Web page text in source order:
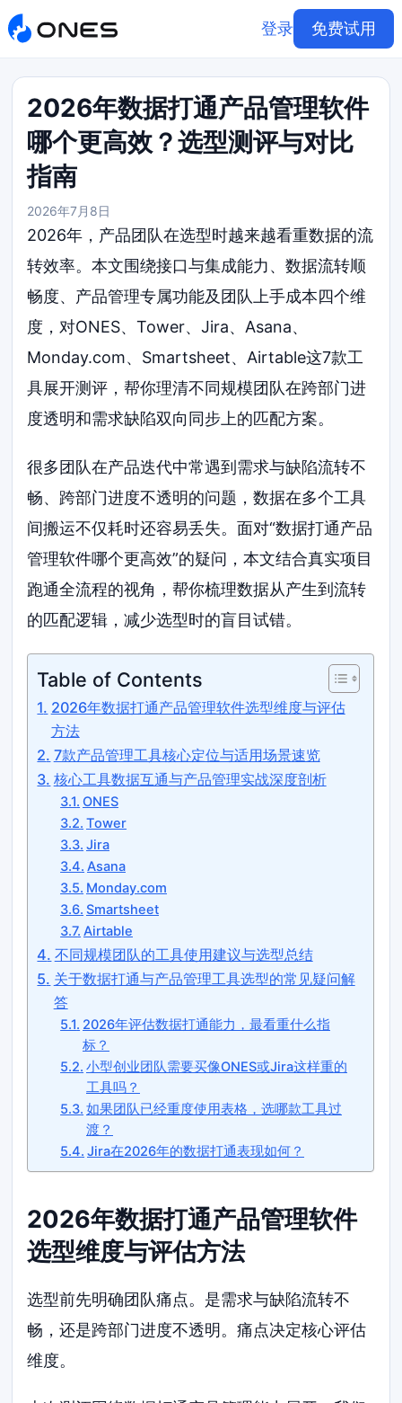
登录 免费试用
2026年数据打通产品管理软件
哪个更高效？选型测评与对比
指南
2026年7月8日
2026年，产品团队在选型时越来越看重数据的流
转效率。本文围绕接口与集成能力、数据流转顺
畅度、产品管理专属功能及团队上手成本四个维
度，对ONES、Tower、Jira、Asana、
Monday.com、Smartsheet、Airtable这7款工
具展开测评，帮你理清不同规模团队在跨部门进
度透明和需求缺陷双向同步上的匹配方案。
很多团队在产品迭代中常遇到需求与缺陷流转不
畅、跨部门进度不透明的问题，数据在多个工具
间搬运不仅耗时还容易丢失。面对“数据打通产品
管理软件哪个更高效”的疑问，本文结合真实项目
跑通全流程的视角，帮你梳理数据从产生到流转
的匹配逻辑，减少选型时的盲目试错。
Table of Contents
2026年数据打通产品管理软件选型维度与评估
方法
7款产品管理工具核心定位与适用场景速览
核心工具数据互通与产品管理实战深度剖析
ONES
Tower
Jira
Asana
Monday.com
Smartsheet
Airtable
不同规模团队的工具使用建议与选型总结
关于数据打通与产品管理工具选型的常见疑问解
答
2026年评估数据打通能力，最看重什么指
标？
小型创业团队需要买像ONES或Jira这样重的
工具吗？
如果团队已经重度使用表格，选哪款工具过
渡？
Jira在2026年的数据打通表现如何？
2026年数据打通产品管理软件
选型维度与评估方法
选型前先明确团队痛点。是需求与缺陷流转不
畅，还是跨部门进度不透明。痛点决定核心评估
维度。